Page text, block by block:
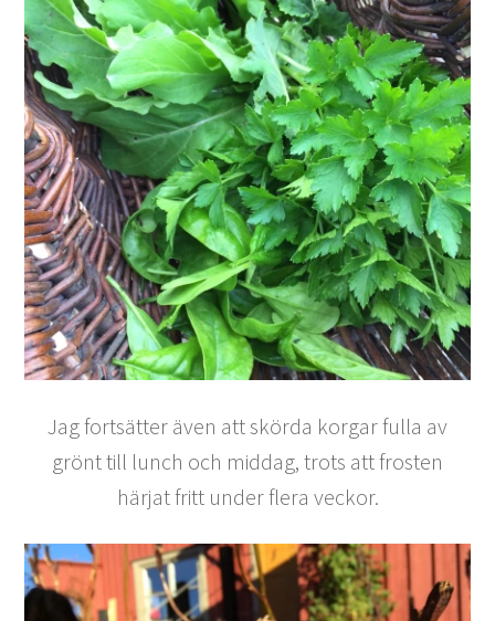
Jag fortsätter även att skörda korgar fulla av
grönt till lunch och middag, trots att frosten
härjat fritt under flera veckor.